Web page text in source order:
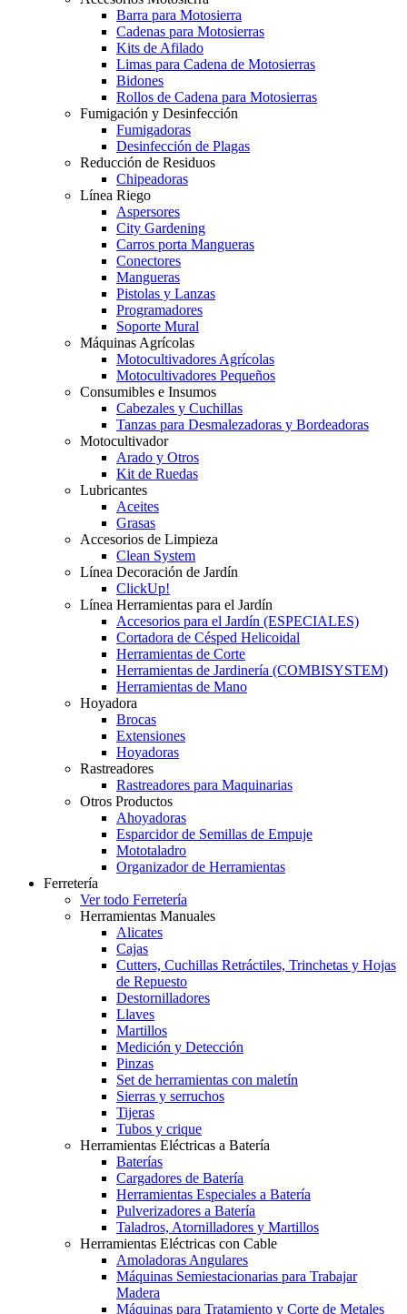
Barra para Motosierra
Cadenas para Motosierras
Kits de Afilado
Limas para Cadena de Motosierras
Bidones
Rollos de Cadena para Motosierras
Fumigación y Desinfección
Fumigadoras
Desinfección de Plagas
Reducción de Residuos
Chipeadoras
Línea Riego
Aspersores
City Gardening
Carros porta Mangueras
Conectores
Mangueras
Pistolas y Lanzas
Programadores
Soporte Mural
Máquinas Agrícolas
Motocultivadores Agrícolas
Motocultivadores Pequeños
Consumibles e Insumos
Cabezales y Cuchillas
Tanzas para Desmalezadoras y Bordeadoras
Motocultivador
Arado y Otros
Kit de Ruedas
Lubricantes
Aceites
Grasas
Accesorios de Limpieza
Clean System
Línea Decoración de Jardín
ClickUp!
Línea Herramientas para el Jardín
Accesorios para el Jardín (ESPECIALES)
Cortadora de Césped Helicoidal
Herramientas de Corte
Herramientas de Jardinería (COMBISYSTEM)
Herramientas de Mano
Hoyadora
Brocas
Extensiones
Hoyadoras
Rastreadores
Rastreadores para Maquinarias
Otros Productos
Ahoyadoras
Esparcidor de Semillas de Empuje
Mototaladro
Organizador de Herramientas
Ferretería
Ver todo Ferretería
Herramientas Manuales
Alicates
Cajas
Cutters, Cuchillas Retráctiles, Trinchetas y Hojas
de Repuesto
Destornilladores
Llaves
Martillos
Medición y Detección
Pinzas
Set de herramientas con maletín
Sierras y serruchos
Tijeras
Tubos y crique
Herramientas Eléctricas a Batería
Baterías
Cargadores de Batería
Herramientas Especiales a Batería
Pulverizadores a Batería
Taladros, Atornilladores y Martillos
Herramientas Eléctricas con Cable
Amoladoras Angulares
Máquinas Semiestacionarias para Trabajar
Madera
Máquinas para Tratamiento y Corte de Metales